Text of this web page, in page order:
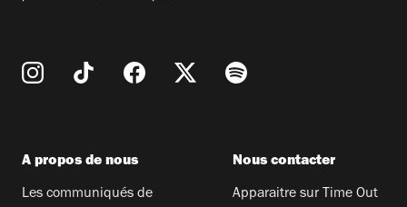
A propos de nous
Les communiqués de
Nous contacter
Apparaitre sur Time Out